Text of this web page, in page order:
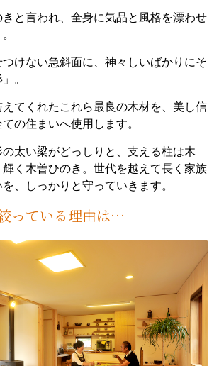
と言われ、全身に気品と風格を漂わせ
つけない急斜面に、神々しいばかりにそ
。
てくれたこれら最良の木材を、美し信
の住まいへ使用します。
の太い梁がどっしりと、支える柱は木
く木曽ひのき。世代を越えて長く家族
、しっかりと守っていきます。
っている理由は…